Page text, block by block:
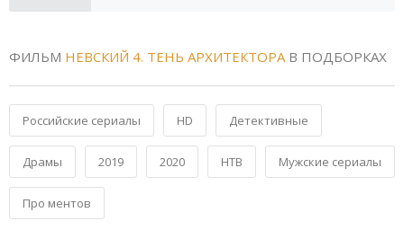
ФИЛЬМ НЕВСКИЙ 4. ТЕНЬ АРХИТЕКТОРАВ ПОДБОРКАХ
Российские сериалы HD Детективные
Драмы 2019 2020 НТВ Мужские сериалы
Про ментов